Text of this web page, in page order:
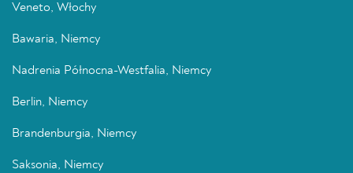
Veneto, Włochy
Bawaria, Niemcy
Nadrenia Północna-Westfalia, Niemcy
Berlin, Niemcy
Brandenburgia, Niemcy
Saksonia, Niemcy